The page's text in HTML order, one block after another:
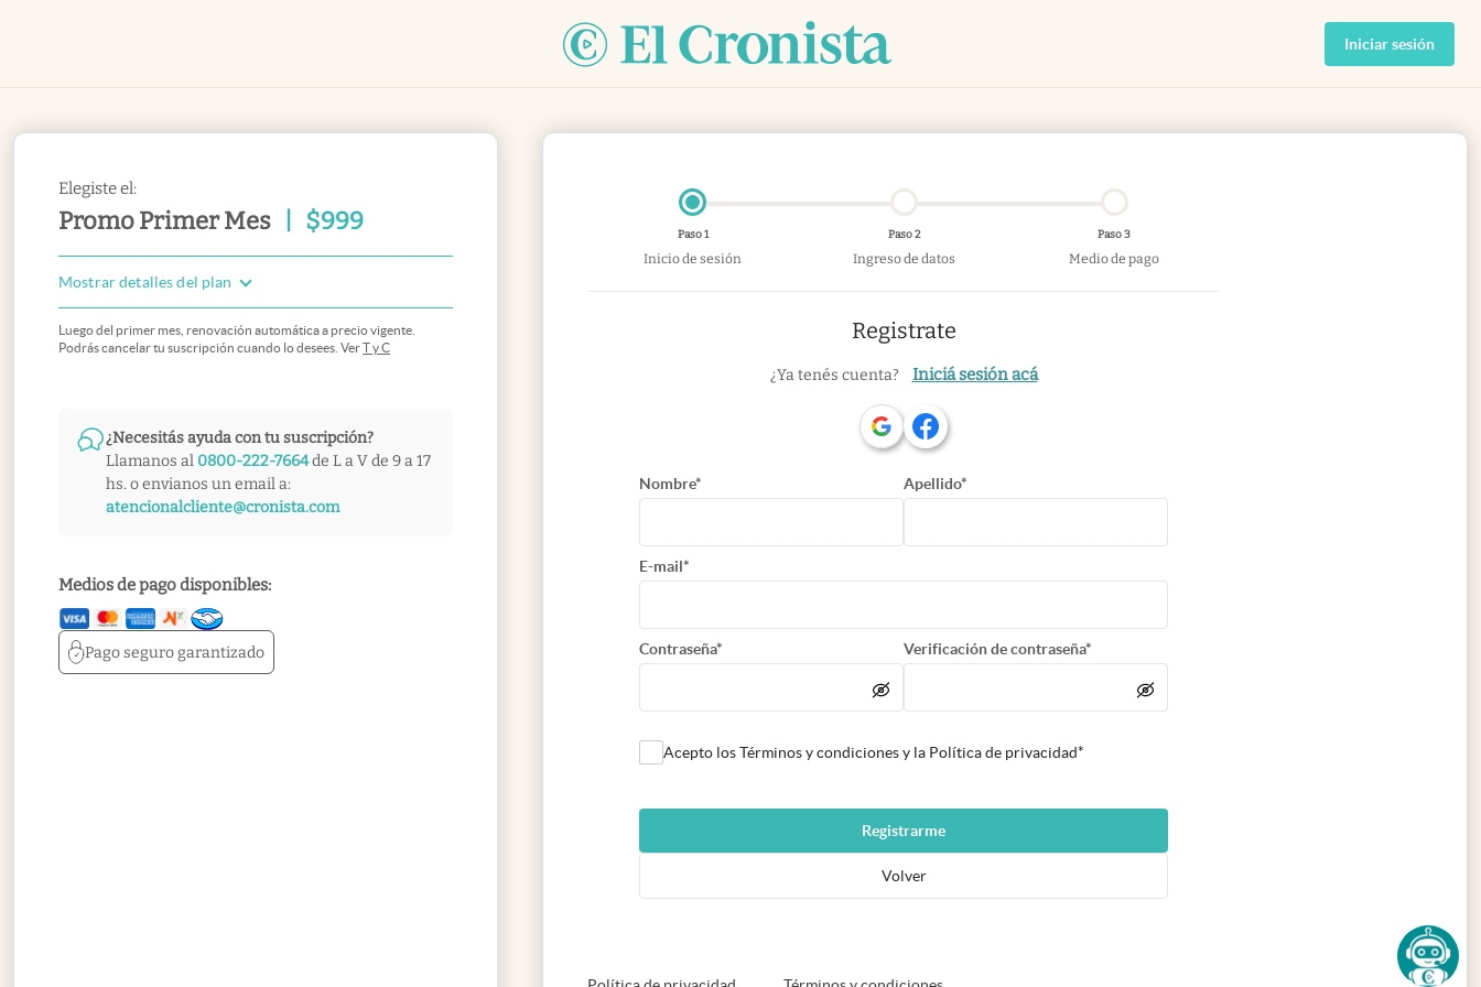
Iniciar sesión
Elegiste el:
Promo Primer Mes $999
Mostrar detalles del plan
Luego del primer mes, renovación automática a precio vigente.
Podrás cancelar tu suscripción cuando lo desees. VerT y C
¿Necesitás ayuda con tu suscripción?
Llamanos al 0800-222-7664de L a V de 9 a 17
hs. o envianos un email a:
atencionalcliente@cronista.com
Medios de pago disponibles:
Pago segurogarantizado
Paso 1
Inicio de sesión
Paso 2
Ingreso de datos
Paso 3
Medio de pago
Registrate
¿Ya tenés cuenta? Iniciá sesión acá
Nombre* Apellido*
E-mail*
Contraseña* Verificación de contraseña*
Acepto los Términos y condiciones y la Política de privacidad*
Registrarme
Volver